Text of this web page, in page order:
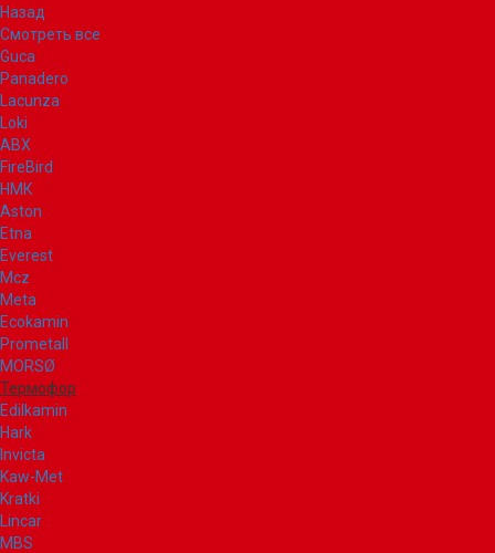
Назад
Смотреть все
Guca
Panadero
Lacunza
Loki
ABX
FireBird
НМК
Aston
Etna
Everest
Mcz
Meta
Ecokamin
Prometall
MORSØ
Термофор
Edilkamin
Hark
Invicta
Kaw-Met
Kratki
Lincar
MBS